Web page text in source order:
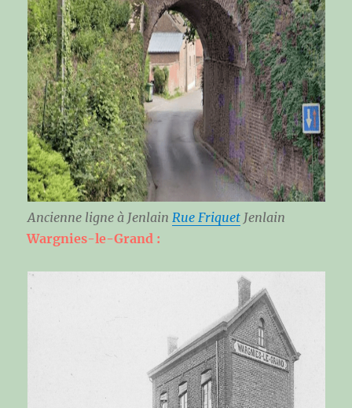
Ancienne ligne à Jenlain Rue FriquetJenlain
Wargnies-le-Grand :